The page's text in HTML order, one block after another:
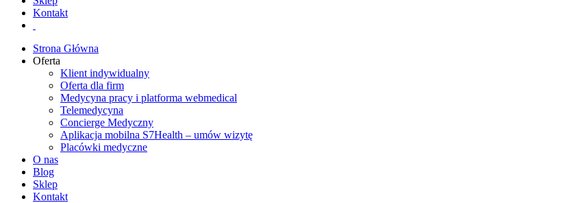
Kontakt
Strona Główna
Oferta
Klient indywidualny
Oferta dla firm
Medycyna pracy i platforma webmedical
Telemedycyna
Concierge Medyczny
Aplikacja mobilna S7Health – umów wizytę
Placówki medyczne
O nas
Blog
Sklep
Kontakt